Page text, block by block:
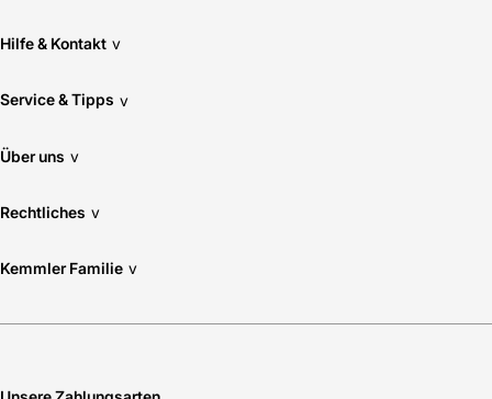
Hilfe & Kontakt v
Service & Tipps v
Über uns v
Rechtliches v
Kemmler Familie v